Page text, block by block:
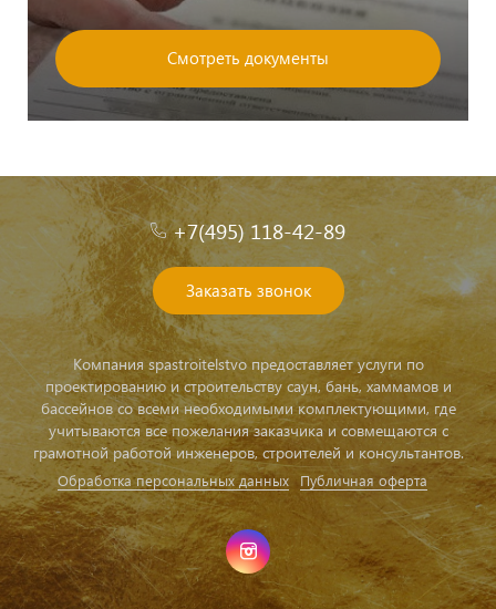
Смотреть документы
+7(495) 118-42-89
Заказать звонок
Компания spastroitelstvo предоставляет услуги по
проектированию и строительству саун, бань, хаммамов и
бассейнов со всеми необходимыми комплектующими, где
учитываются все пожелания заказчика и совмещаются с
грамотной работой инженеров, строителей и консультантов.
Обработка персональных данных Публичная оферта